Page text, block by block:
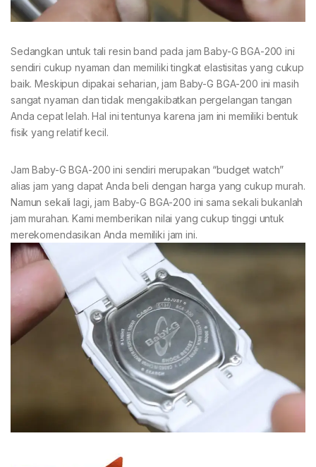
Sedangkan untuk tali resin band pada jam Baby-G BGA-200 ini
sendiri cukup nyaman dan memiliki tingkat elastisitas yang cukup
baik. Meskipun dipakai seharian, jam Baby-G BGA-200 ini masih
sangat nyaman dan tidak mengakibatkan pergelangan tangan
Anda cepat lelah. Hal ini tentunya karena jam ini memiliki bentuk
fisik yang relatif kecil.
Jam Baby-G BGA-200 ini sendiri merupakan “budget watch”
alias jam yang dapat Anda beli dengan harga yang cukup murah.
Namun sekali lagi, jam Baby-G BGA-200 ini sama sekali bukanlah
jam murahan. Kami memberikan nilai yang cukup tinggi untuk
merekomendasikan Anda memiliki jam ini.